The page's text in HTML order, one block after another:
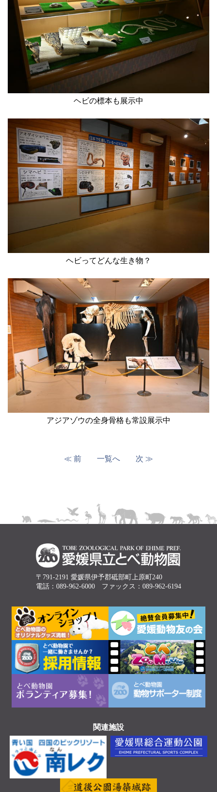
ヘビの標本も展示中
ヘビってどんな生き物？
アジアゾウの全身骨格も常設展示中
≪ 前 一覧へ 次 ≫
〒791-2191 愛媛県伊予郡砥部町上原町240
電話：089-962-6000 ファックス：089-962-6194
関連施設